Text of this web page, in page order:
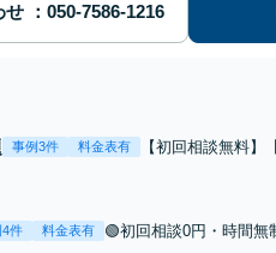
せ
事例3件 料金表有
【初回相談無料】
尽くします。
4件 料金表有
🟢初回相談0円・時間無